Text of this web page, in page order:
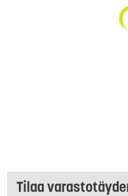
Tilaa